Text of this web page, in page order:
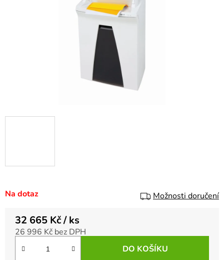
Možnosti doručení
Na dotaz
32 665 Kč/ ks
26 996 Kč bez DPH
Měrná cena:
DO KOŠÍKU